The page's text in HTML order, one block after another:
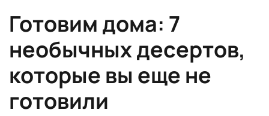
Готовим дома: 7
необычных десертов,
которые вы еще не
готовили